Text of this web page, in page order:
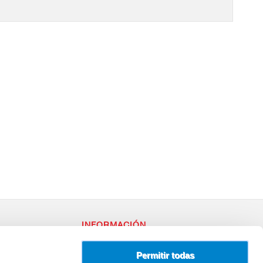
Permitir todas
INFORMACIÓN
Política de Privacidad
Uso de Cookies